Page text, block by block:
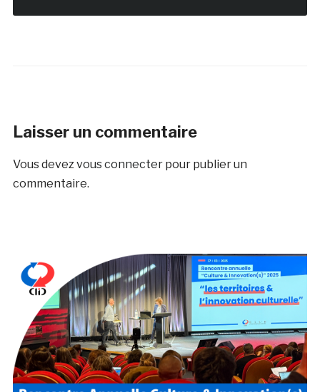
Laisser un commentaire
Vous devezvous connecterpour publier un
commentaire.